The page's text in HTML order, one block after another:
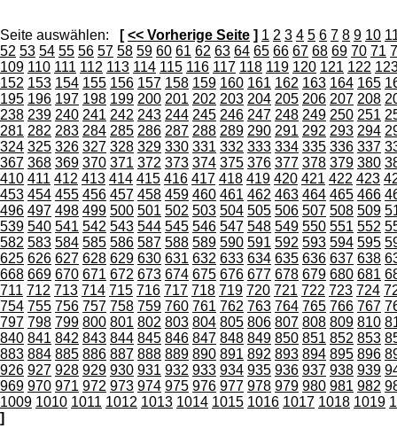
Seite auswählen: [<< Vorherige Seite ] 1 2 3 4 5 6 7 8 9 10
52 53 54 55 56 57 58 59 60 61 62 63 64 65 66 67 68 69 70 71
109 110 111 112 113 114 115 116 117 118 119 120 121 122
152 153 154 155 156 157 158 159 160 161 162 163 164 165
195 196 197 198 199 200 201 202 203 204 205 206 207 208
238 239 240 241 242 243 244 245 246 247 248 249 250 251
281 282 283 284 285 286 287 288 289 290 291 292 293 294
324 325 326 327 328 329 330 331 332 333 334 335 336 337
367 368 369 370 371 372 373 374 375 376 377 378 379 380
410 411 412 413 414 415 416 417 418 419 420 421 422 423
453 454 455 456 457 458 459 460 461 462 463 464 465 466
496 497 498 499 500 501 502 503 504 505 506 507 508 509
539 540 541 542 543 544 545 546 547 548 549 550 551 552
582 583 584 585 586 587 588 589 590 591 592 593 594 595
625 626 627 628 629 630 631 632 633 634 635 636 637 638
668 669 670 671 672 673 674 675 676 677 678 679 680 681
711 712 713 714 715 716 717 718 719 720 721 722 723 724
754 755 756 757 758 759 760 761 762 763 764 765 766 767
797 798 799 800 801 802 803 804 805 806 807 808 809 810
840 841 842 843 844 845 846 847 848 849 850 851 852 853
883 884 885 886 887 888 889 890 891 892 893 894 895 896
926 927 928 929 930 931 932 933 934 935 936 937 938 939
969 970 971 972 973 974 975 976 977 978 979 980 981 982
1009 1010 1011 1012 1013 1014 1015 1016 1017 1018 1019
]